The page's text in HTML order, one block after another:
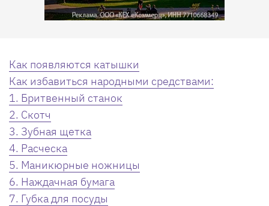
Как появляются катышки
Как избавиться народными средствами:
1. Бритвенный станок
2. Скотч
3. Зубная щетка
4. Расческа
5. Маникюрные ножницы
6. Наждачная бумага
7. Губка для посуды